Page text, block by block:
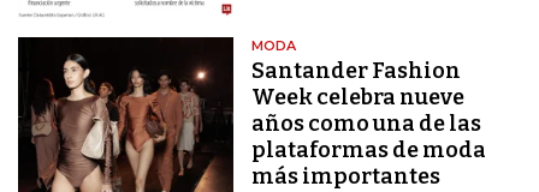
MODA
Santander Fashion
Week celebra nueve
años como una de las
plataformas de moda
más importantes